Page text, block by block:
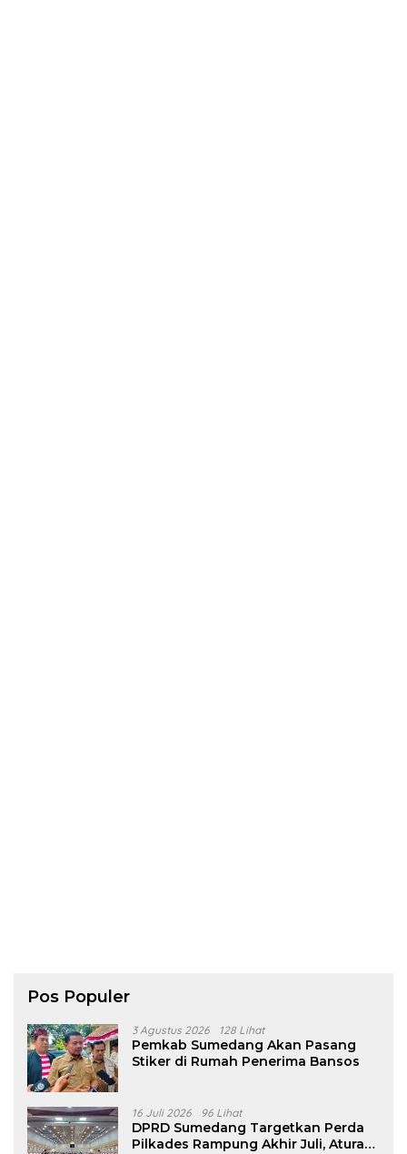
Pos Populer
3 Agustus 2026 128 Lihat
Pemkab Sumedang Akan Pasang
Stiker di Rumah Penerima Bansos
16 Juli 2026 96 Lihat
DPRD Sumedang Targetkan Perda
Pilkades Rampung Akhir Juli, Aturan